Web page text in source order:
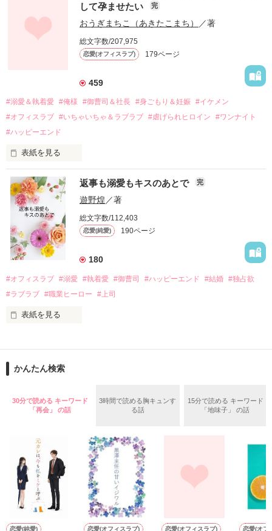
幼なじみの哲平に淡い恋心を抱いていた美桜。
しかし、ある出来事をきっかけに二人の関係は壊れてしまう。
関係修復もできないまま、美桜は両親の離婚によって
引っ越すことになり、哲平とも離れ離れになった。
それから約十二年後。
過去の傷から、二度と会いたくないと思っていた哲平に
運命のような再会を果たす。
酔った勢いで一夜を共にしてしまった。
さらに、美桜が初めてだと知った哲平は
『責任をとる、結婚しよう』と真っ直ぐに告げてきた。
戸惑う美桜とは裏腹に、好きという気持ちを隠すことなく
甘やかしてくる。
そんなある日、哲平は美桜がストーカー被害に
遭っていることを知る。
美桜を守るため、哲平は同居を提案してきて――。
夏木美桜(なつきみお)
鳴海哲平 (なるみてっぺい)
2026.6.5～2026.7.25
＊以前、公開していた話の改稿版です＊
作品を読む
して孕ませたい
完
おうぎまちこ（あきたこまち） ／著
総文字数/207,975
恋愛(オフィスラブ) 179ページ
459
#溺愛＆執着愛 #俺様 #御曹司＆社長 #身ごもり＆妊娠 #イケメン
#オフィスラブ #いちゃいちゃ＆ラブラブ #虐げられヒロイン
#ワンナイト
#ハッピーエンド
表紙を見る
おかしな噂を流されて前の職場でうまくいかなかった梅田美
桜は、海外で傷心旅行をしていたところ、日本人美青年と出会
い、酒の勢いもあり一夜限りの関係となる。
帰国後、美桜は新しい職場でワンナイトした美青年と再会。
なんと彼の正体は、とある財閥御曹司にも関わらず、一族を離
れて起業した新進気鋭の実業家、社内でも冷徹だと評判な社長
――御影恭司その人だったのだ――！
なぜか恭司から飼い猫の世話係を命じられた美桜は、猫の世
の関係となってしまい――？
返事も溺愛もキスのあとで 完
遊野煌／著
総文字数/112,403
恋愛(純愛) 190ページ
180
#オフィスラブ #溺愛 #執着愛 #御曹司 #ハッピーエンド #結婚 #独占欲
#ラブラブ #職業ヒーロー #上司
表紙を見る
ションの企画戦略室で働いている。
めた、同期で恋人の石垣守（26）がいるのだが、後輩の姫原由
いた。
守と由羅から『便利屋雛子』と馬鹿にされ、一人こっそり泣い
た上、同居まで提案してきて──？
鷹哉『宜しくな、俺の雛子』🦅
雛子『俺の……ひぃ、雛子？！！！』🐥
シゴデキで冷徹な上司が見せる素顔は、なぜか想像以上に甘く
て……🐥💓🦅
かんたん検索
30分で読める キーワード
「再会」 の話
3時間で読める胸キュンす
る話
15分で読める キーワード
「地味子」 の話
恋愛(純愛) 恋愛(オフィスラブ) 恋愛(オフィスラブ) 恋愛(オフ